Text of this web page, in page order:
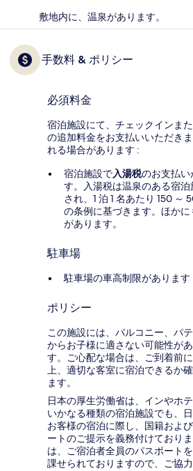
敷地内に、温泉があります。
手数料 & ポリシー
必須料金
宿泊施設にて、チェックインま
の追加料金をお支払いいただき
れる場合があります :
宿泊施設で入湯税のお支払い
す。入湯税は温泉のある宿
され、1 泊 1 名あたり 150 ～
の条例に基づきます。ほか
があります。
駐車場
駐車場の車高制限があります
ポリシー
この施設には、バルコニー、パ
からお子様に適さない可能性が
す。ご心配な場合は、ご到着前
上、適切な客室に宿泊できるか
ます。
日本の厚生労働省は、インやホ
いかなる種類の宿泊施設でも、
お客様の宿泊に際し、国籍およ
ートのご提示を義務付け​ており
は、ご宿泊者全員のパスポート
課せられておりますの​で、ご協